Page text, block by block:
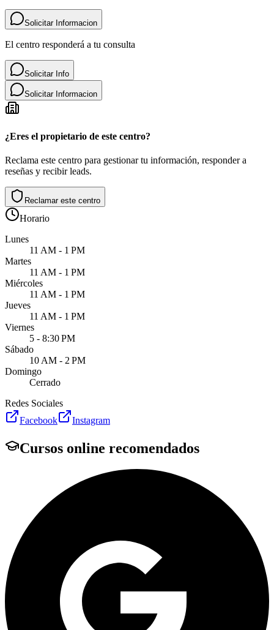
Solicitar Informacion
El centro responderá a tu consulta
Solicitar Info
Solicitar Informacion
¿Eres el propietario de este centro?
Reclama este centro para gestionar tu información, responder a
reseñas y recibir leads.
Reclamar este centro
Horario
Lunes
11 AM - 1 PM
Martes
11 AM - 1 PM
Miércoles
11 AM - 1 PM
Jueves
11 AM - 1 PM
Viernes
5 - 8:30 PM
Sábado
10 AM - 2 PM
Domingo
Cerrado
Redes Sociales
Facebook
Instagram
Cursos online recomendados